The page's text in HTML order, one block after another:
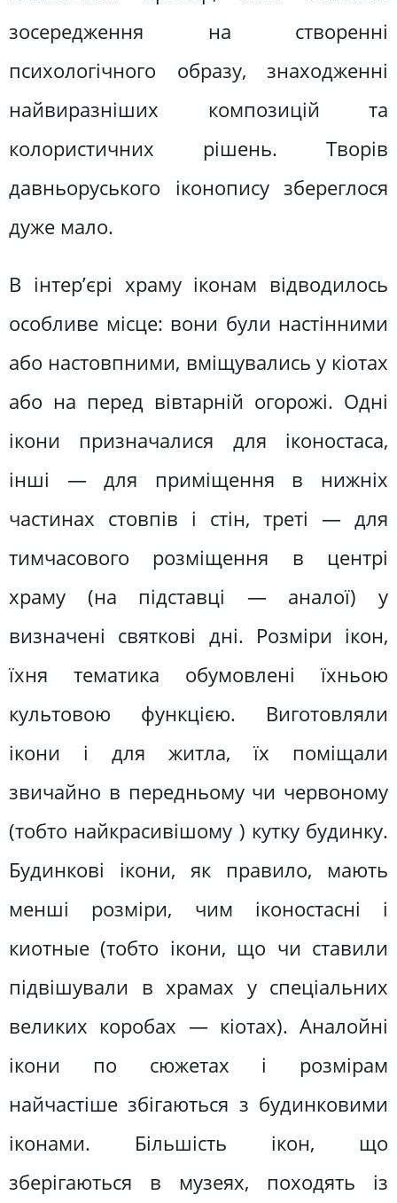
зосередження на створенні
психологічного образу, знаходженні
найвиразніших композицій та
колористичних рішень. Творів
давньоруського іконопису збереглося
дуже мало.
В інтер’єрі храму іконам відводилось
особливе місце: вони були настінними
або настовпними, вміщувались у кіотах
або на перед вівтарній огорожі. Одні
ікони призначалися для іконостаса,
інші — для приміщення в нижніх
частинах стовпів і стін, треті — для
тимчасового розміщення в центрі
храму (на підставці — аналої) у
визначені святкові дні. Розміри ікон,
їхня тематика обумовлені їхньою
культовою функцією. Виготовляли
ікони і для житла, їх поміщали
звичайно в передньому чи червоному
(тобто найкрасивішому ) кутку будинку.
Будинкові ікони, як правило, мають
менші розміри, чим іконостасні і
киотные (тобто ікони, що чи ставили
підвішували в храмах у спеціальних
великих коробах — кіотах). Аналойні
ікони по сюжетах і розмірам
найчастіше збігаються з будинковими
іконами. Більшість ікон, що
зберігаються в музеях, походять із